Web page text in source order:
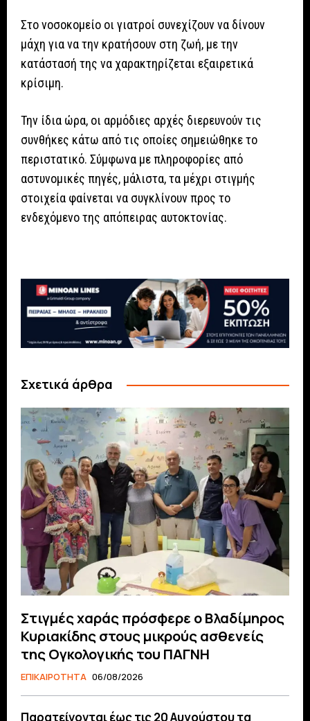
Στο νοσοκομείο οι γιατροί συνεχίζουν να δίνουν
μάχη για να την κρατήσουν στη ζωή, με την
κατάστασή της να χαρακτηρίζεται εξαιρετικά
κρίσιμη.
Την ίδια ώρα, οι αρμόδιες αρχές διερευνούν τις
συνθήκες κάτω από τις οποίες σημειώθηκε το
περιστατικό. Σύμφωνα με πληροφορίες από
αστυνομικές πηγές, μάλιστα, τα μέχρι στιγμής
στοιχεία φαίνεται να συγκλίνουν προς το
ενδεχόμενο της απόπειρας αυτοκτονίας.
Σχετικά άρθρα
Στιγμές χαράς πρόσφερε ο Βλαδίμηρος
Κυριακίδης στους μικρούς ασθενείς
της Ογκολογικής του ΠΑΓΝΗ
ΕΠΙΚΑΙΡΟΤΗΤΑ 06/08/2026
Παρατείνονται έως τις 20 Αυγούστου τα